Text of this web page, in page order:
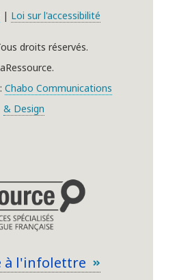
| Loi sur l'accessibilité
droits réservés.
Chabo Communications
& Design
à l'infolettre